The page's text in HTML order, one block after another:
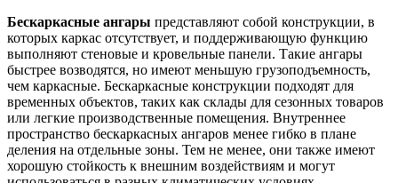
Бескаркасные ангары представляют собой конструкции, в
которых каркас отсутствует, и поддерживающую функцию
выполняют стеновые и кровельные панели. Такие ангары
быстрее возводятся, но имеют меньшую грузоподъемность,
чем каркасные. Бескаркасные конструкции подходят для
временных объектов, таких как склады для сезонных товаров
или легкие производственные помещения. Внутреннее
пространство бескаркасных ангаров менее гибко в плане
деления на отдельные зоны. Тем не менее, они также имеют
хорошую стойкость к внешним воздействиям и могут